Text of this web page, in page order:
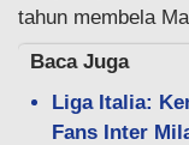
tahun membela
Baca Juga
Liga Italia:
Fans Inter